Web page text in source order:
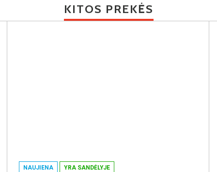
KITOS PREKĖS
NAUJIENA YRA SANDĖLYJE